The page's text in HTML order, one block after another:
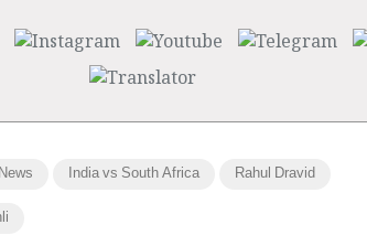
India vs South Africa Rahul Dravid